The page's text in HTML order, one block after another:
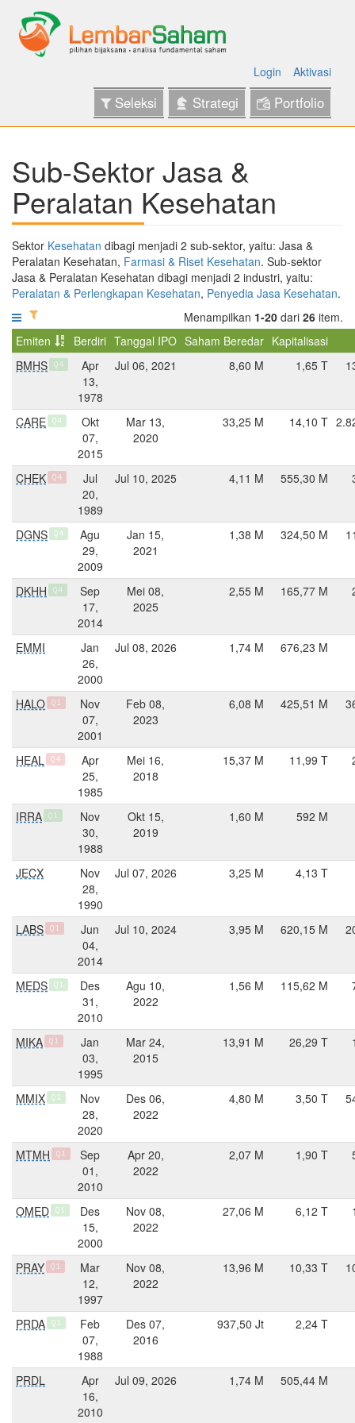
Login Aktivasi
Seleksi Strategi Portfolio
Sub-Sektor Jasa &
Peralatan Kesehatan
Sektor Kesehatan dibagi menjadi 2 sub-sektor, yaitu: Jasa &
Peralatan Kesehatan, Farmasi & Riset Kesehatan. Sub-sektor
Jasa & Peralatan Kesehatan dibagi menjadi 2 industri, yaitu:
Peralatan & Perlengkapan Kesehatan, Penyedia Jasa Kesehatan.
Menampilkan 1-20 dari 26 item.
Emiten
Berdiri Tanggal IPO Saham Beredar Kapitalisasi
BMHS
Q4
Apr
13,
1978
Jul 06, 2021 8,60 M 1,65 T
CARE Q4
Okt
07,
2015
Mar 13,
2020
33,25 M 14,10 T
CHEK Q4
Jul
20,
1989
Jul 10, 2025 4,11 M 555,30 M
DGNS Q4
Agu
29,
2009
Jan 15,
2021
1,38 M 324,50 M
DKHH Q4
Sep
17,
2014
Mei 08,
2025
2,55 M 165,77 M
EMMI
Jan
26,
2000
Jul 08, 2026 1,74 M 676,23 M
HALO Q1
Nov
07,
2001
Feb 08,
2023
6,08 M 425,51 M
HEAL Q4
Apr
25,
1985
Mei 16,
2018
15,37 M 11,99 T
IRRA Q1
Nov
30,
1988
Okt 15,
2019
1,60 M 592 M
JECX
Nov
28,
1990
Jul 07, 2026 3,25 M 4,13 T
LABS Q1
Jun
04,
2014
Jul 10, 2024 3,95 M 620,15 M
MEDS Q1
Des
31,
2010
Agu 10,
2022
1,56 M 115,62 M
MIKA Q1
Jan
03,
1995
Mar 24,
2015
13,91 M 26,29 T
MMIX Q1
Nov
28,
2020
Des 06,
2022
4,80 M 3,50 T
MTMH Q1
Sep
01,
2010
Apr 20,
2022
2,07 M 1,90 T
OMED Q1
Des
15,
2000
Nov 08,
2022
27,06 M 6,12 T
PRAY Q1
Mar
12,
1997
Nov 08,
2022
13,96 M 10,33 T
PRDA Q1
Feb
07,
1988
Des 07,
2016
937,50 Jt 2,24 T
PRDL
Apr
16,
2010
Jul 09, 2026 1,74 M 505,44 M